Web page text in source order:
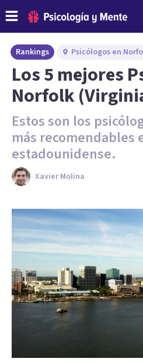
Rankings Psicólogos en
Los 5 mejores
Norfolk
Estos son los
más recomendables
estadounidense.
Xavier Molina